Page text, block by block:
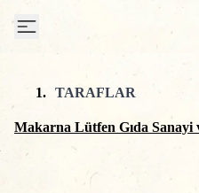
1. TARAFLAR
Makarna Lütfen Gıda